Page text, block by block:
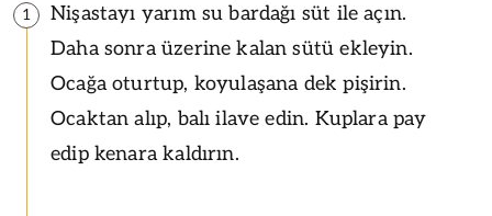
1
Nişastayı yarım su bardağı süt ile açın.
Daha sonra üzerine kalan sütü ekleyin.
Ocağa oturtup, koyulaşana dek pişirin.
Ocaktan alıp, balı ilave edin. Kuplara pay
edip kenara kaldırın.